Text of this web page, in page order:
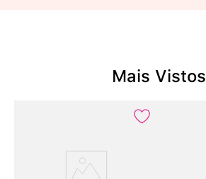
Mais Vistos